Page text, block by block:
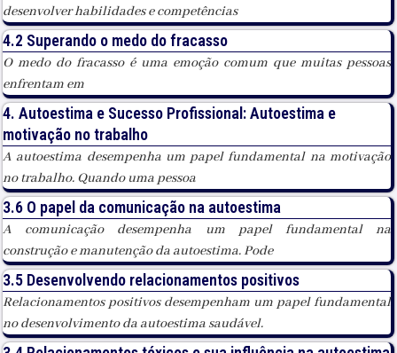
desenvolver habilidades e competências
4.2 Superando o medo do fracasso
O medo do fracasso é uma emoção comum que muitas pessoas
enfrentam em
4. Autoestima e Sucesso Profissional: Autoestima e
motivação no trabalho
A autoestima desempenha um papel fundamental na motivação
no trabalho. Quando uma pessoa
3.6 O papel da comunicação na autoestima
A comunicação desempenha um papel fundamental na
construção e manutenção da autoestima. Pode
3.5 Desenvolvendo relacionamentos positivos
Relacionamentos positivos desempenham um papel fundamental
no desenvolvimento da autoestima saudável.